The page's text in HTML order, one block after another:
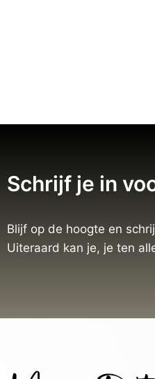
Schrijf je in
Blijf op de hoogte en
Uiteraard kan je, je ten